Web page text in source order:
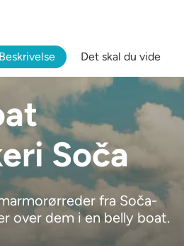
Soča
fra Soča-
over dem i en belly boat.
Beskrivelse Det skal du vide